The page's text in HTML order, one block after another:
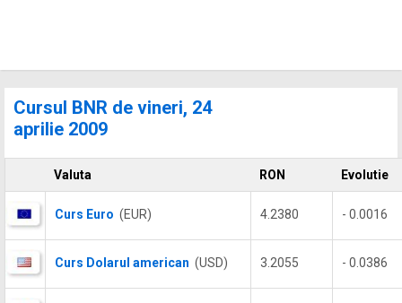
Cursul BNR de vineri, 24
aprilie 2009
Valuta RON Evolutie
Curs Euro (EUR) 4.2380 - 0.0016
Curs Dolarul american (USD) 3.2055 - 0.0386